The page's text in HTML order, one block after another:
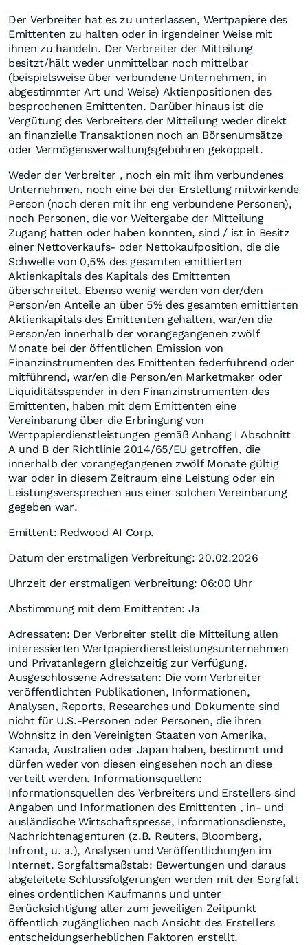
Der Verbreiter hat es zu unterlassen, Wertpapiere des
Emittenten zu halten oder in irgendeiner Weise mit
ihnen zu handeln. Der Verbreiter der Mitteilung
besitzt/hält weder unmittelbar noch mittelbar
(beispielsweise über verbundene Unternehmen, in
abgestimmter Art und Weise) Aktienpositionen des
besprochenen Emittenten. Darüber hinaus ist die
Vergütung des Verbreiters der Mitteilung weder direkt
an finanzielle Transaktionen noch an Börsenumsätze
oder Vermögensverwaltungsgebühren gekoppelt.
Weder der Verbreiter , noch ein mit ihm verbundenes
Unternehmen, noch eine bei der Erstellung mitwirkende
Person (noch deren mit ihr eng verbundene Personen),
noch Personen, die vor Weitergabe der Mitteilung
Zugang hatten oder haben konnten, sind / ist in Besitz
einer Nettoverkaufs- oder Nettokaufposition, die die
Schwelle von 0,5% des gesamten emittierten
Aktienkapitals des Kapitals des Emittenten
überschreitet. Ebenso wenig werden von der/den
Person/en Anteile an über 5% des gesamten emittierten
Aktienkapitals des Emittenten gehalten, war/en die
Person/en innerhalb der vorangegangenen zwölf
Monate bei der öffentlichen Emission von
Finanzinstrumenten des Emittenten federführend oder
mitführend, war/en die Person/en Marketmaker oder
Liquiditätsspender in den Finanzinstrumenten des
Emittenten, haben mit dem Emittenten eine
Vereinbarung über die Erbringung von
Wertpapierdienstleistungen gemäß Anhang I Abschnitt
A und B der Richtlinie 2014/65/EU getroffen, die
innerhalb der vorangegangenen zwölf Monate gültig
war oder in diesem Zeitraum eine Leistung oder ein
Leistungsversprechen aus einer solchen Vereinbarung
gegeben war.
Emittent: Redwood AI Corp.
Datum der erstmaligen Verbreitung: 20.02.2026
Uhrzeit der erstmaligen Verbreitung: 06:00 Uhr
Abstimmung mit dem Emittenten: Ja
Adressaten: Der Verbreiter stellt die Mitteilung allen
interessierten Wertpapierdienstleistungsunternehmen
und Privatanlegern gleichzeitig zur Verfügung.
Ausgeschlossene Adressaten: Die vom Verbreiter
veröffentlichten Publikationen, Informationen,
Analysen, Reports, Researches und Dokumente sind
nicht für U.S.-Personen oder Personen, die ihren
Wohnsitz in den Vereinigten Staaten von Amerika,
Kanada, Australien oder Japan haben, bestimmt und
dürfen weder von diesen eingesehen noch an diese
verteilt werden. Informationsquellen:
Informationsquellen des Verbreiters und Erstellers sind
Angaben und Informationen des Emittenten , in- und
ausländische Wirtschaftspresse, Informationsdienste,
Nachrichtenagenturen (z.B. Reuters, Bloomberg,
Infront, u. a.), Analysen und Veröffentlichungen im
Internet. Sorgfaltsmaßstab: Bewertungen und daraus
abgeleitete Schlussfolgerungen werden mit der Sorgfalt
eines ordentlichen Kaufmanns und unter
Berücksichtigung aller zum jeweiligen Zeitpunkt
öffentlich zugänglichen nach Ansicht des Erstellers
entscheidungserheblichen Faktoren erstellt.